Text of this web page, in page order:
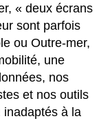
« deux écrans
sont parfois
ou Outre-mer,
une
nos
et nos outils
inadaptés à la